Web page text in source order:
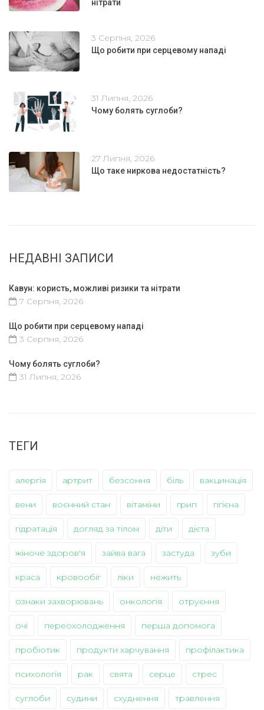
нітрати
3 Серпня, 2026
Що робити при серцевому нападі
31 Липня, 2026
Чому болять суглоби?
27 Липня, 2026
Що таке ниркова недостатність?
НЕДАВНІ ЗАПИСИ
Кавун: користь, можливі ризики та нітрати
7 Серпня, 2026
Що робити при серцевому нападі
3 Серпня, 2026
Чому болять суглоби?
31 Липня, 2026
ТЕГИ
алергія артрит безсоння біль вакцинація
вени воєнний стан вітаміни грип гігієна
гідратація догляд за тілом діти дієта
жіноче здоров'я зайва вага застуда зуби
краса кровообіг ліки нежить
ознаки захворювань онкологія отруєння
очі переохолодження перша допомога
пробіотик продукти харчування профілактика
психологія рак свята серце стрес
суглоби судини схуднення травлення